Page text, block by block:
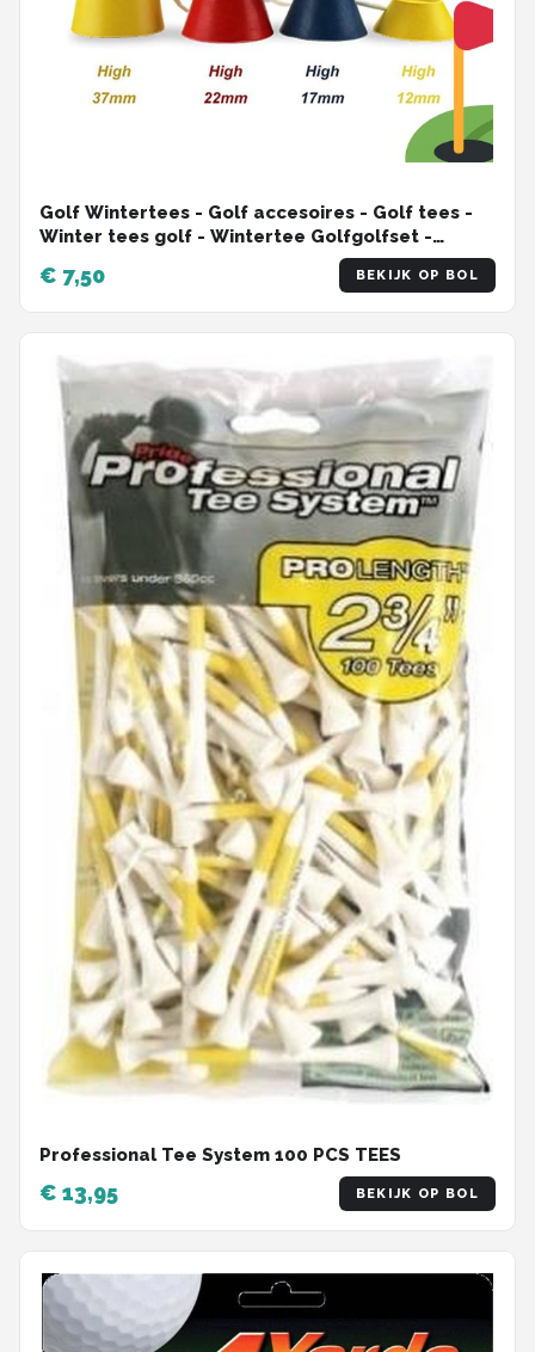
Golf Wintertees - Golf accesoires - Golf tees -
Winter tees golf - Wintertee Golfgolfset -
Golftrainingsmaterialen - Cadeau - Golftee -
Golf wintertee
€ 7,50 BEKIJK OP BOL
Professional Tee System 100 PCS TEES
€ 13,95 BEKIJK OP BOL